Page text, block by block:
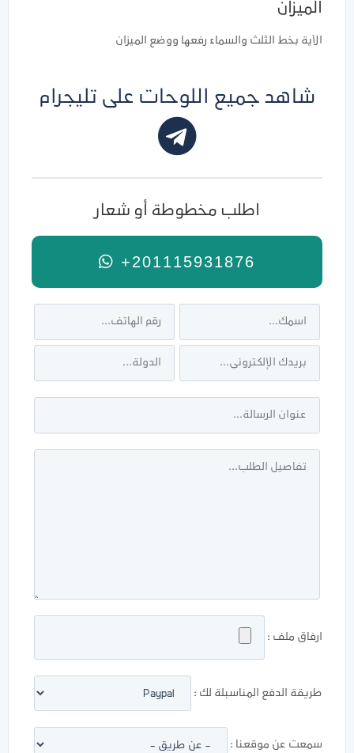
الميزان
الآية بخط الثلث والسماء رفعها ووضع الميزان
شاهد جميع اللوحات على تليجرام
اطلب مخطوطة أو شعار
+201115931876
ارفاق ملف :
طريقة الدفع المناسبلة لك :
سمعت عن موقعنا :